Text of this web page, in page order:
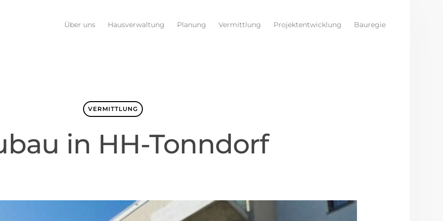
Über uns Hausverwaltung Planung Vermittlung Projektentwicklung Bauregie
VERMITTLUNG
in HH-Tonndorf